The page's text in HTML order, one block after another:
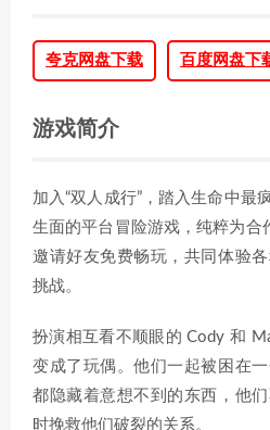
夸克网盘下载 百度网盘下
游戏简介
加入“双人成行”，踏入生命中最
生面的平台冒险游戏，纯粹为合
邀请好友免费畅玩，共同体验
挑战。
扮演相互看不顺眼的 Cody 和
变成了玩偶。他们一起被困在
都隐藏着意想不到的东西，他
时挽救他们破裂的关系。